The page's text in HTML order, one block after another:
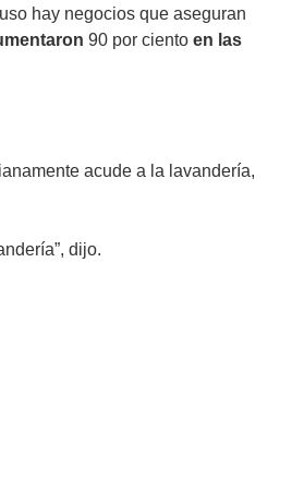
hay negocios que aseguran
90 por ciento en las
acude a la lavandería,
dijo.